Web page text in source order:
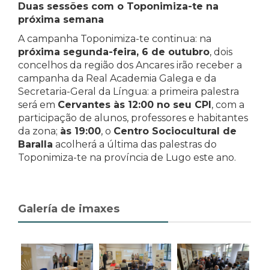
Duas sessões com o Toponimiza-te na
próxima semana
A campanha Toponimiza-te continua: na
próxima segunda-feira, 6 de outubro, dois
concelhos da região dos Ancares irão receber a
campanha da Real Academia Galega e da
Secretaria-Geral da Língua: a primeira palestra
será em Cervantes às 12:00 no seu CPI, com a
participação de alunos, professores e habitantes
da zona; às 19:00, o Centro Sociocultural de
Baralla acolherá a última das palestras do
Toponimiza-te na província de Lugo este ano.
Galería de imaxes